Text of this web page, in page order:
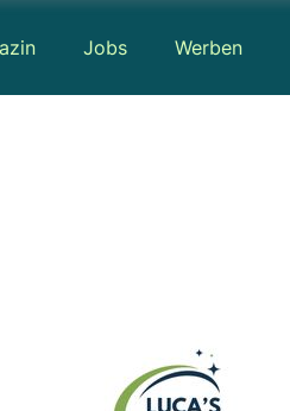
Jobs Werben